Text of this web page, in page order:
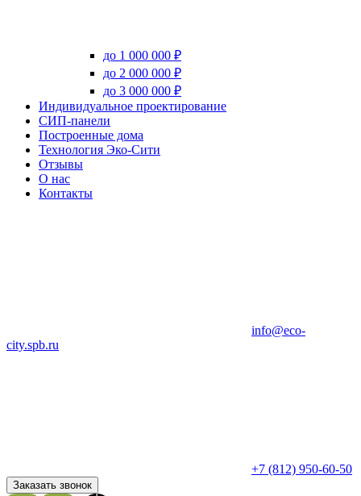
до 1 000 000 ₽
до 2 000 000 ₽
до 3 000 000 ₽
Индивидуальное проектирование
СИП-панели
Построенные дома
Технология Эко-Сити
Отзывы
О нас
Контакты
info@eco-
city.spb.ru
+7 (812) 950-60-50
Заказать звонок